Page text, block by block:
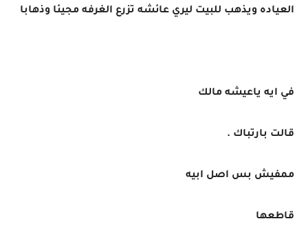
العياده ويذهب للبيت ليري عائشه تزرع الغرفه مجيئا وذهابا
في ايه ياعيشه مالك
قالت بارتباك .
ممفيش بس اصل ابيه
قاطعها